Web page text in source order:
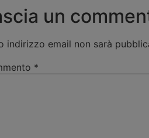
un
indirizzo email non sarà
*